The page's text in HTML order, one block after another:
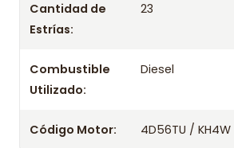
Cantidad de
Estrías:
23
Combustible
Utilizado:
Diesel
Código Motor: 4D56TU / KH4W